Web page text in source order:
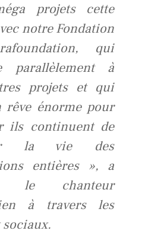
projets cette
notre Fondation
qui
parallèlement à
projets et qui
rêve énorme pour
ils continuent de
la vie des
entières », a
le chanteur
à travers les
sociaux.